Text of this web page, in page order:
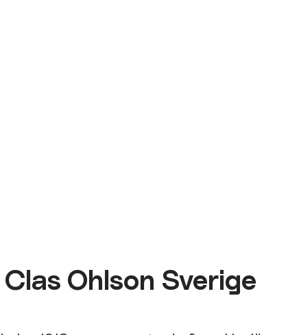
Ohlson Sverige